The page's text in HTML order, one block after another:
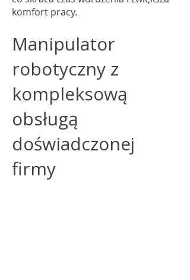
komfort pracy.
Manipulator
robotyczny z
kompleksową
obsługą
doświadczonej
firmy